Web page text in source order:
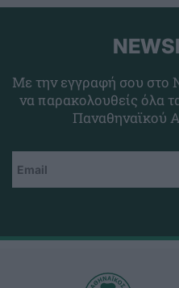
Με την εγγραφή σου στο
να παρακολουθείς όλα
Παναθηναϊκού